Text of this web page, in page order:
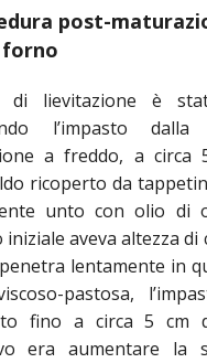
post-
forno
di lievitazione è
l’impasto
a freddo, a circa
ricoperto da
unto con olio di
iniziale aveva altezza di
lentamente in
pastosa,
fino a circa 5 cm
era aumentare la